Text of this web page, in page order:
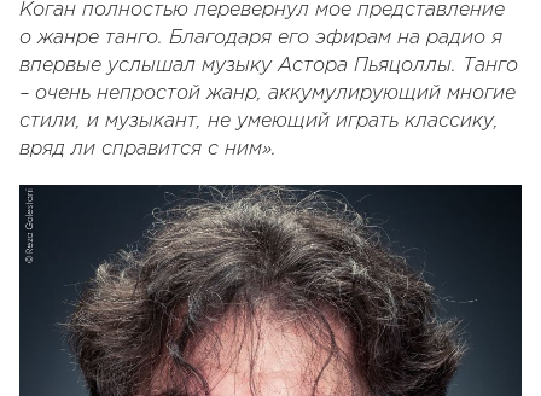
Коган полностью перевернул мое представление
о жанре танго. Благодаря его эфирам на радио я
впервые услышал музыку Астора Пьяцоллы. Танго
– очень непростой жанр, аккумулирующий многие
стили, и музыкант, не умеющий играть классику,
вряд ли справится с ним».